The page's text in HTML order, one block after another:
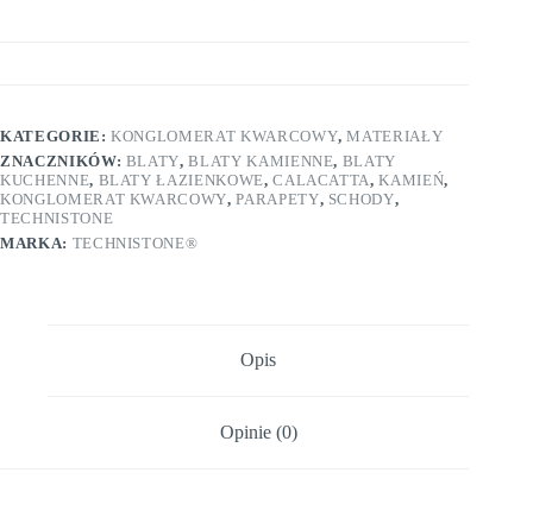
KATEGORIE:KONGLOMERAT KWARCOWY,MATERIAŁY
ZNACZNIKÓW: BLATY,BLATY KAMIENNE, BLATY
KUCHENNE, BLATY ŁAZIENKOWE,CALACATTA,KAMIEŃ,
KONGLOMERAT KWARCOWY,PARAPETY, SCHODY,
TECHNISTONE
MARKA: TECHNISTONE®
Opis
Opinie (0)